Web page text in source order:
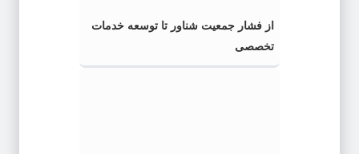
از فشار جمعیت شناور تا توسعه خدمات
تخصصی